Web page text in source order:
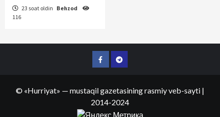
23 soat oldin Behzod
116
FacebookTelegram
© «Hurriyat» — mustaqil gazetasining rasmiy veb-sayti |
2014-2024